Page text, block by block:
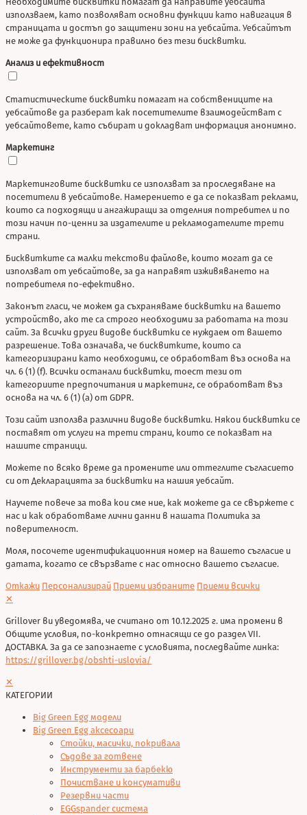
използваем, като позволяват основни функции като навигация в
страницата и достъп до защитени зони на уебсайта. Уебсайтът
не може да функционира правилно без тези бисквитки.
Анализ и ефективност
Статистическите бисквитки помагат на собствениците на
уебсайтове да разберат как посетителите взаимодействат с
уебсайтовете, като събират и докладват информация анонимно.
Маркетинг
Маркетинговите бисквитки се използват за проследяване на
посетители в уебсайтове. Намерението е да се показват реклами,
които са подходящи и ангажиращи за отделния потребител и по
този начин по-ценни за издателите и рекламодателите трети
страни.
Бисквитките са малки текстови файлове, които могат да се
използват от уебсайтове, за да направят изживяването на
потребителя по-ефективно.
Законът гласи, че можем да съхраняваме бисквитки на вашето
устройство, ако те са строго необходими за работата на този
сайт. За всички други видове бисквитки се нуждаем от вашето
разрешение. Това означава, че бисквитките, които са
категоризирани като необходими, се обработват въз основа на
чл. 6 (1) (f). Всички останали бисквитки, тоест тези от
категориите предпочитания и маркетинг, се обработват въз
основа на чл. 6 (1) (a) от GDPR.
Този сайт използва различни видове бисквитки. Някои бисквитки се
поставят от услуги на трети страни, които се показват на
нашите страници.
Можете по всяко време да промените или оттеглите съгласието
си от Декларацията за бисквитки на нашия уебсайт.
Научете повече за това кои сме ние, как можете да се свържете с
нас и как обработваме лични данни в нашата Политика за
поверителност.
Моля, посочете идентификационния номер на вашето съгласие и
датата, когато се свързвате с нас относно вашето съгласие.
Откажи Персонализирай Приеми избраните Приеми всички
✕
Grillover ви уведомява, че считано от 10.12.2025 г. има промени в
Общите условия, по-конкретно отнасящи се до раздел VII.
ДОСТАВКА. За да се запознаете с условията, последвайте линка:
https://grillover.bg/obshti-uslovia/
✕
КАТЕГОРИИ
Big Green Egg модели
Big Green Egg аксесоари
Стойки, масички, покривала
Съдове за готвене
Инструменти за барбекю
Почистване и консумативи
Резервни части
EGGspander система